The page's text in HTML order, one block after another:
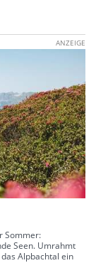
ANZEIGE
Sommer:
Seen. Umrahmt
Alpbachtal ein